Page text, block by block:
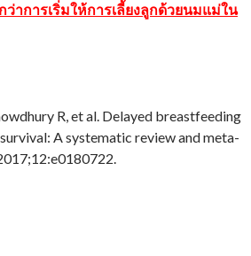
าการเริ่มให้การเลี้ยงลูกด้วยนมแม่ใน
R, et al. Delayed breastfeeding
A systematic review and meta-